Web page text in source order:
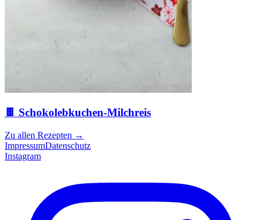
🍫 Schokolebkuchen-Milchreis
Zu allen Rezepten →
ImpressumDatenschutz
Instagram